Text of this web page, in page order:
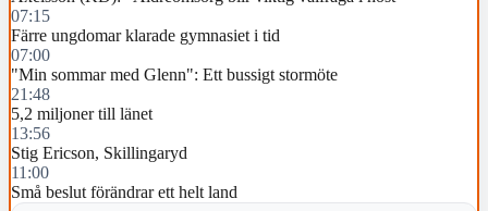
07:15
Färre ungdomar klarade gymnasiet i tid
07:00
"Min sommar med Glenn": Ett bussigt stormöte
21:48
5,2 miljoner till länet
13:56
Stig Ericson, Skillingaryd
11:00
Små beslut förändrar ett helt land